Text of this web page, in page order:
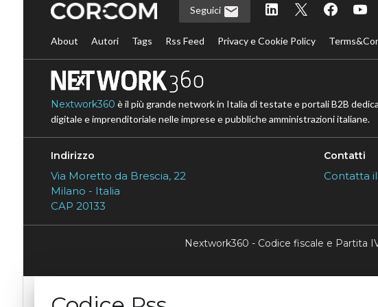
Seguici
About Autori Tags Rss Feed Privacy e Cookie Policy
Nextwork360 è il più grande network in Italia di testate e portali B2B
digitale e imprenditoriale nelle imprese e pubbliche amministrazioni italiane.
Indirizzo
Via Moretto da Brescia, 22
Milano - Italia
CAP 20133
Contatti
Contatta
Nextwork360 - Codice fiscale e Partita